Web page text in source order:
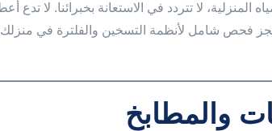
لا تتردد في الاستعانة بخبرائنا. لا تدع
فحص شامل لأنظمة التسخين والفلترة في منزلك،
والمطابخ